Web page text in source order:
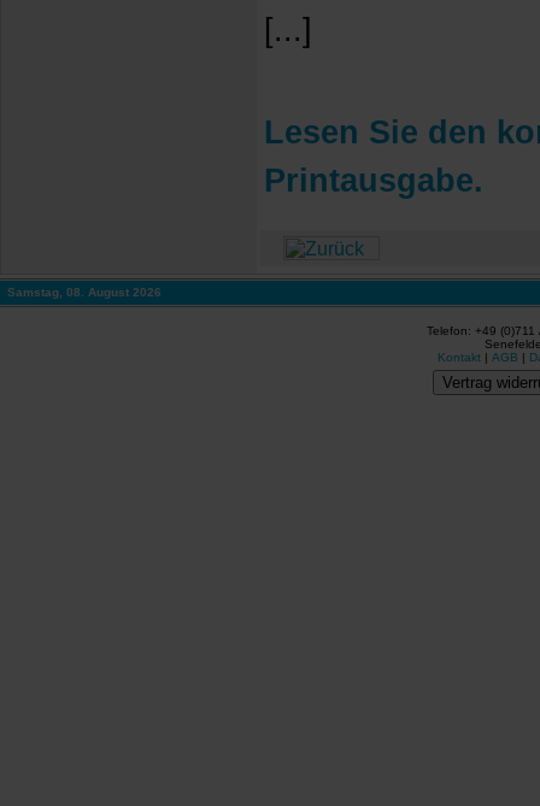
[...]
Lesen Sie den
Printausgabe.
Samstag, 08. August 2026
Telefon: +49
Kontakt | AGB |
Vertrag